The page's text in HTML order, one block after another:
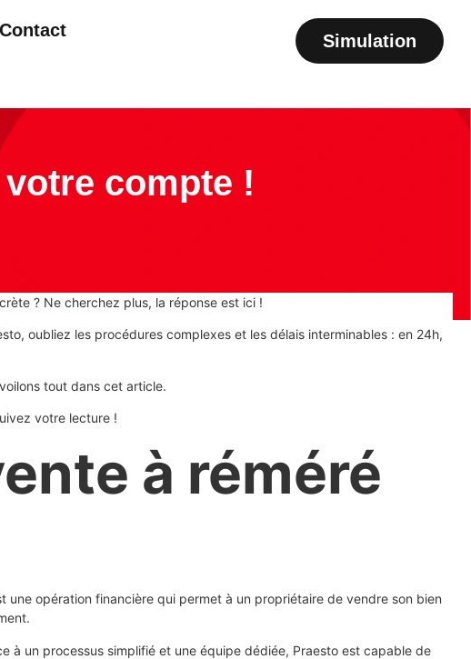
Contact
Simulation
compte !
? Ne cherchez plus, la réponse est ici !
oubliez les procédures complexes et les délais interminables : en 24h,
tout dans cet article.
votre lecture !
à réméré
une opération financière qui permet à un propriétaire de vendre son bien
un processus simplifié et une équipe dédiée, Praesto est capable de